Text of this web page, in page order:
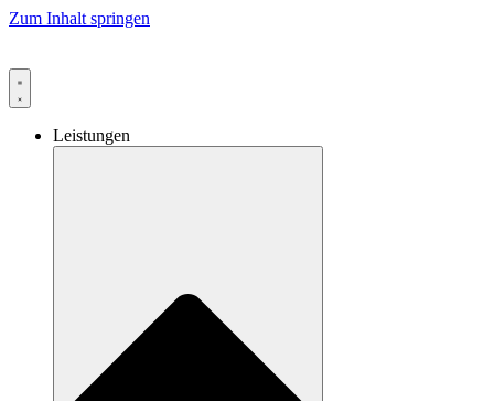
Zum Inhalt springen
Leistungen